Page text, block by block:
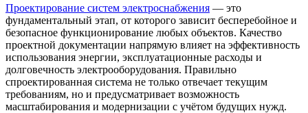
Проектирование систем электроснабжения — это
фундаментальный этап, от которого зависит бесперебойное и
безопасное функционирование любых объектов. Качество
проектной документации напрямую влияет на эффективность
использования энергии, эксплуатационные расходы и
долговечность электрооборудования. Правильно
спроектированная система не только отвечает текущим
требованиям, но и предусматривает возможность
масштабирования и модернизации с учётом будущих нужд.